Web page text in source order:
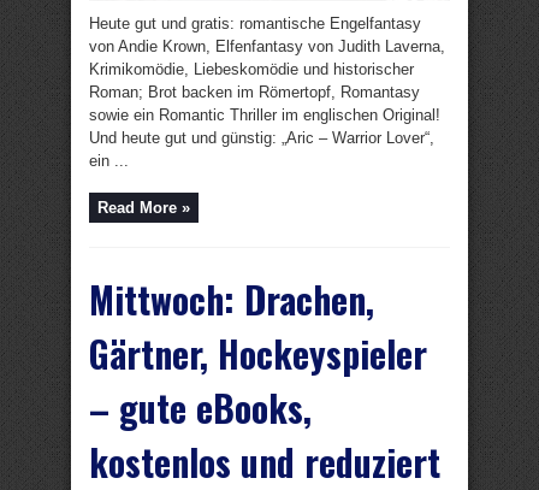
Heute gut und gratis: romantische Engelfantasy
von Andie Krown, Elfenfantasy von Judith Laverna,
Krimikomödie, Liebeskomödie und historischer
Roman; Brot backen im Römertopf, Romantasy
sowie ein Romantic Thriller im englischen Original!
Und heute gut und günstig: „Aric – Warrior Lover“,
ein ...
Read More »
Mittwoch: Drachen,
Gärtner, Hockeyspieler
– gute eBooks,
kostenlos und reduziert